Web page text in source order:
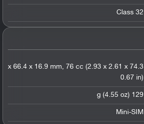
Class 32
74.3 x 66.4 x 16.9 mm, 76 cc (2.93 x 2.61 x
0.67 in)
129 g (4.55 oz)
Mini-SIM